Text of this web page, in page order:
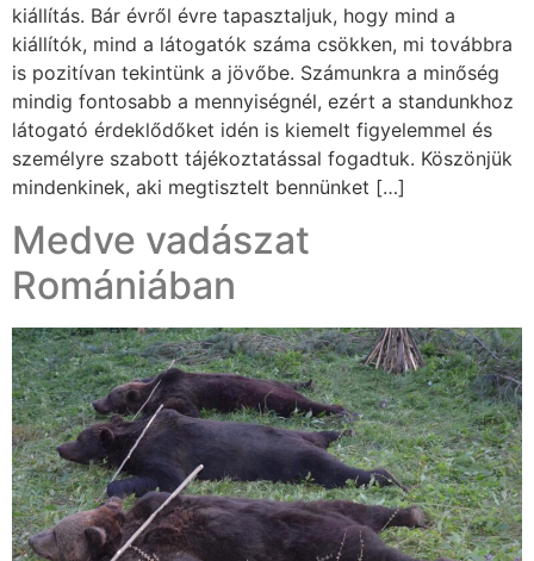
kiállítás. Bár évről évre tapasztaljuk, hogy mind a
kiállítók, mind a látogatók száma csökken, mi továbbra
is pozitívan tekintünk a jövőbe. Számunkra a minőség
mindig fontosabb a mennyiségnél, ezért a standunkhoz
látogató érdeklődőket idén is kiemelt figyelemmel és
személyre szabott tájékoztatással fogadtuk. Köszönjük
mindenkinek, aki megtisztelt bennünket […]
Medve vadászat
Romániában